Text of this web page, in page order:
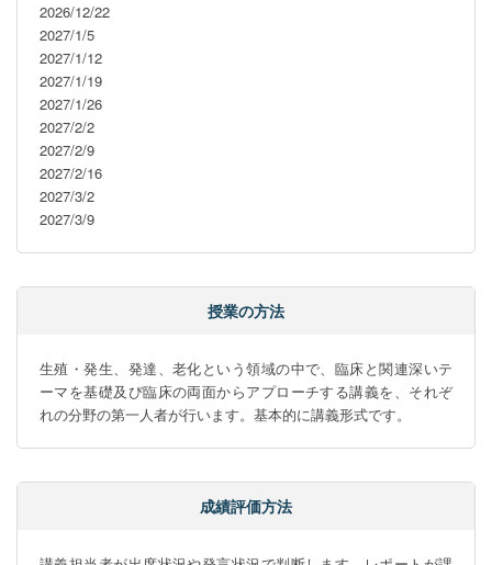
2026/12/22
2027/1/5
2027/1/12
2027/1/19
2027/1/26
2027/2/2
2027/2/9
2027/2/16
2027/3/2
2027/3/9
授業の方法
生殖・発生、発達、老化という領域の中で、臨床と関連深いテ
ーマを基礎及び臨床の両面からアプローチする講義を、それぞ
れの分野の第一人者が行います。基本的に講義形式です。
成績評価方法